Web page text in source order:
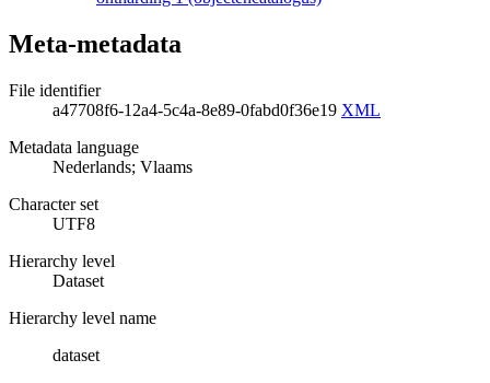
Meta-metadata
File identifier
a47708f6-12a4-5c4a-8e89-0fabd0f36e19 XML
Metadata language
Nederlands; Vlaams
Character set
UTF8
Hierarchy level
Dataset
Hierarchy level name
dataset